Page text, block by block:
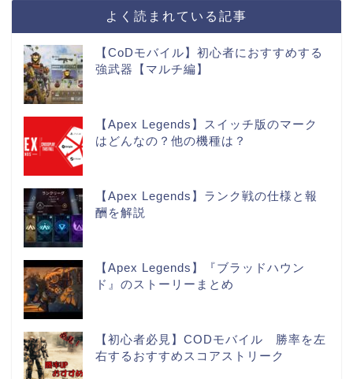
よく読まれている記事
【CoDモバイル】初心者におすすめする
強武器【マルチ編】
【Apex Legends】スイッチ版のマーク
はどんなの？他の機種は？
【Apex Legends】ランク戦の仕様と報
酬を解説
【Apex Legends】『ブラッドハウン
ド』のストーリーまとめ
【初心者必見】CODモバイル 勝率を左
右するおすすめスコアストリーク